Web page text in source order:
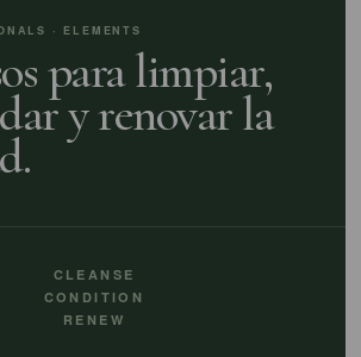
· ELEMENTS
para limpiar,
y renovar la
CLEANSE
CONDITION
RENEW